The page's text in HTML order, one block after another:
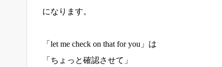
になります。
「let me check on that for you」は
「ちょっと確認させて」